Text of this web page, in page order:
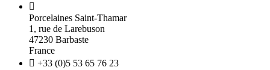

Porcelaines Saint-Thamar
1, rue de Larebuson
47230 Barbaste
France
 +33 (0)5 53 65 76 23